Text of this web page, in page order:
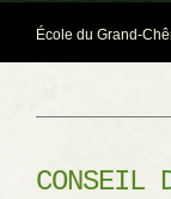
École du Grand-
CONSEIL